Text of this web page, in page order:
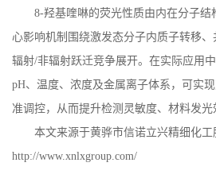
8-羟基喹啉的荧光性质由内在分子
心影响机制围绕激发态分子内质子转移、
辐射/非辐射跃迁竞争展开。在实际应用
pH、温度、浓度及金属离子体系，可实
准调控，从而提升检测灵敏度、材料发光
本文来源于黄骅市信诺立兴精细化工
http://www.xnlxgroup.com/